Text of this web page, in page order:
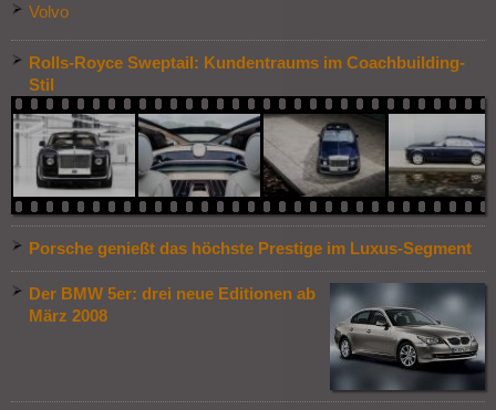
Volvo
Rolls-Royce Sweptail: Kundentraums im Coachbuilding-
Stil
Porsche genießt das höchste Prestige im Luxus-Segment
Der BMW 5er: drei neue Editionen ab
März 2008